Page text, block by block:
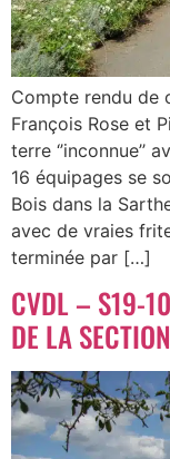
Compte rendu de
François Rose et
terre
16 équipages se
Bois dans la
avec de vraies
terminée par […]
CVDL – S19-
DE LA